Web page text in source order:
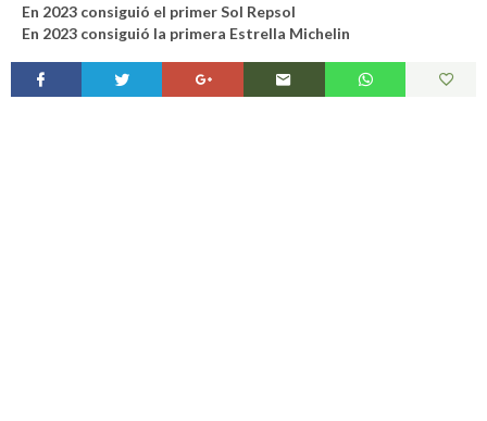
En 2023 consiguió el primer Sol Repsol
En 2023 consiguió la primera Estrella Michelin